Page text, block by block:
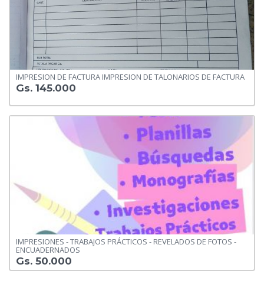
IMPRESION DE FACTURA IMPRESION DE TALONARIOS DE FACTURA
Gs. 145.000
IMPRESIONES - TRABAJOS PRÁCTICOS - REVELADOS DE FOTOS -
ENCUADERNADOS
Gs. 50.000